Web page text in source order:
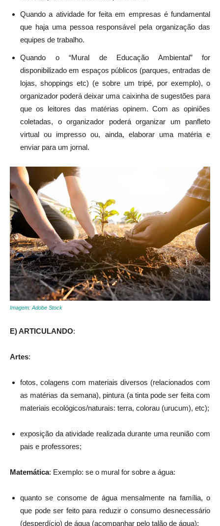
Quando a atividade for feita em empresas é fundamental
que haja uma pessoa responsável pela organização das
equipes de trabalho.
Quando o “Mural de Educação Ambiental” for
disponibilizado em espaços públicos (parques, entradas de
lojas, shoppings etc) (e sobre um tripé, por exemplo), o
organizador poderá deixar uma caixinha de sugestões para
que os leitores das matérias opinem. Com as opiniões
coletadas, o organizador poderá organizar um panfleto
virtual ou impresso ou, ainda, elaborar uma matéria e
enviar para um jornal.
Imagem: Adobe Stock
E) ARTICULANDO:
Artes:
fotos, colagens com materiais diversos (relacionados com
as matérias da semana), pintura (a tinta pode ser feita com
materiais ecológicos/naturais: terra, colorau (urucum), etc);
exposição da atividade realizada durante uma reunião com
pais e professores;
Matemática: Exemplo: se o mural for sobre a água:
quanto se consome de água mensalmente na família, o
que pode ser feito para reduzir o consumo desnecessário
(desperdício) de água (acompanhar pelo talão de água);